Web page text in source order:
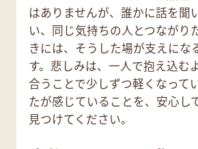
はありませんが、誰かに話を聞
い、同じ気持ちの人とつながり
きには、そうした場が支えにな
す。悲しみは、一人で抱え込む
合うことで少しずつ軽くなって
たが感じていることを、安心し
見つけてください。